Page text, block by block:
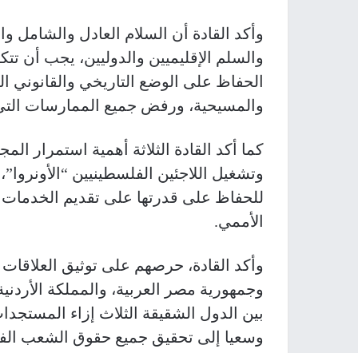
وأكد القادة أن السلام العادل والشامل
والسلم الإقليميين والدوليين، يجب
الحفاظ على الوضع التاريخي والقانوني
والمسيحية، ورفض جميع الممارسات
كما أكد القادة الثلاثة أهمية استمرار
وتشغيل اللاجئين الفلسطينيين
للحفاظ على قدرتها على تقديم الخدمات
الأممي.
وأكد القادة، حرصهم على توثيق
وجمهورية مصر العربية، والمملكة
بين الدول الشقيقة الثلاث إزاء
وسعيا إلى تحقيق جميع حقوق الشعب